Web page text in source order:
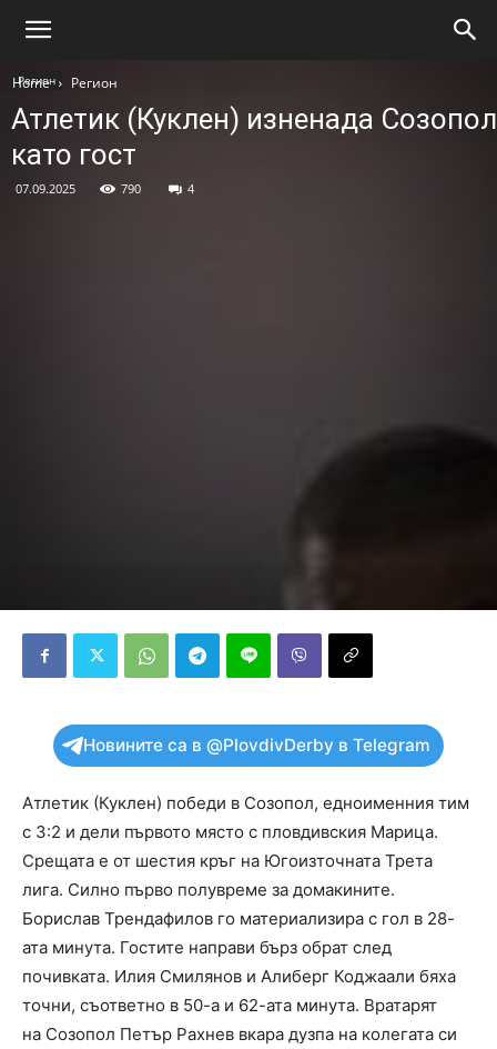
Home Регион
Регион
Атлетик (Куклен) изненада Созопол
като гост
07.09.2025 790 4
Новините са в @PlovdivDerby в Telegram
Атлетик (Куклен) победи в Созопол, едноименния тим
с 3:2 и дели първото място с пловдивския Марица.
Срещата е от шестия кръг на Югоизточната Трета
лига. Силно първо полувреме за домакините.
Борислав Трендафилов го материализира с гол в 28-
ата минута. Гостите направи бърз обрат след
почивката. Илия Смилянов и Алиберг Коджаали бяха
точни, съответно в 50-а и 62-ата минута. Вратарят
на Созопол Петър Рахнев вкара дузпа на колегата си